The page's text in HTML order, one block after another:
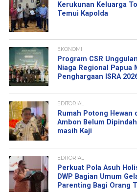
Kerukunan Keluarga
Temui Kapolda
EKONOMI
Program CSR
Niaga Regional Papua
Penghargaan ISRA
EDITORIAL
Rumah Potong Hewan
Ambon Belum
masih Kaji
EDITORIAL
Perkuat Pola Asuh
DWP Bagian Umum
Parenting Bagi Orang